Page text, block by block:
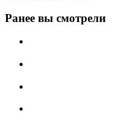
Ранее вы смотрели